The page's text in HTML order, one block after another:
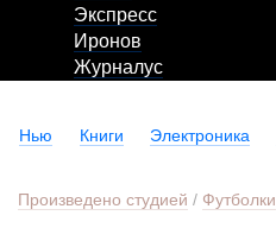
Экспресс
Иронов
Журналус
Нью Книги Электроника
Произведено студией / Футболки